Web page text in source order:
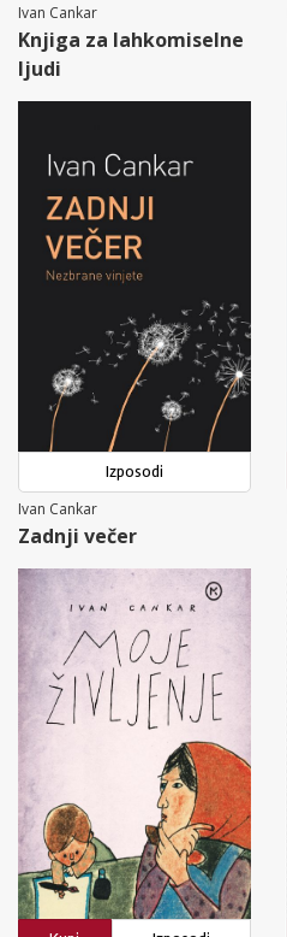
Ivan Cankar
Knjiga za lahkomiselne
ljudi
Izposodi
Ivan Cankar
Zadnji večer